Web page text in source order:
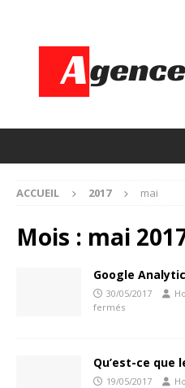
ACCUEIL 2017 mai
Mois : mai
Google
30/05/2017
fermés
Qu’est-ce que
19/05/2017